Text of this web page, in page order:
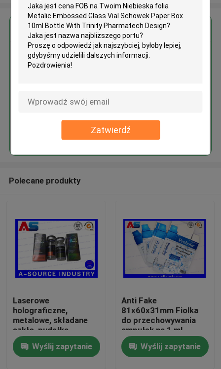
Zatwierdź
Dom
Produkty
Uzyskaj najlepszą cenę za
Niebieska folia Metalic
Kontyntynuj
Polecane produkty
Laserowe
holograficzne,
metalowe, składane
szkło, pudełka
sterydowe, fiolka 10
ml, opakowanie,
etykieta, pudełka
Wyślij zapytanie
Anti Fake
81x60x31mm Fiolka
do przechowywania
ampułek na 1 ml
propionianu
testosteronu
Wyślij zapytanie